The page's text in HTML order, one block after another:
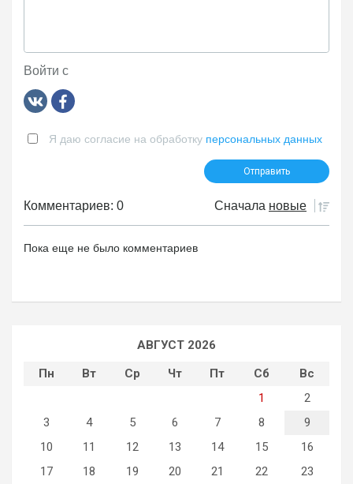
Войти с
Я даю согласие на обработку персональных данных
Комментариев: 0 Сначала новые
Пока еще не было комментариев
АВГУСТ 2026
Пн
Вт Ср Чт Пт Сб
Вс
1
2
3
4 5 6 7 8
9
10
11 12 13 14 15
16
17
18 19 20 21 22 23